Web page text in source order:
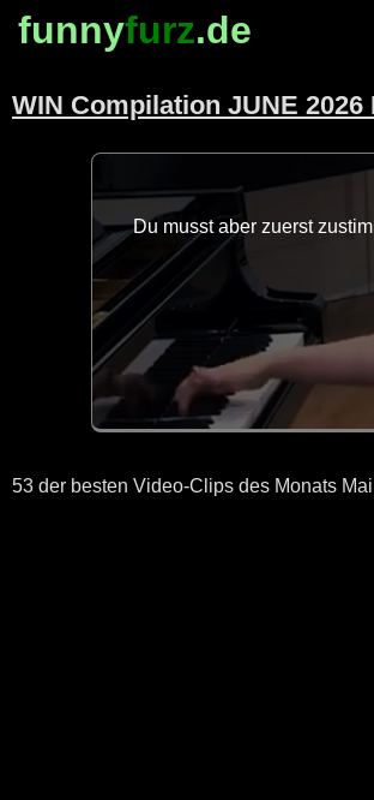
funnyfurz.de
WIN Compilation JUNE 2026
Du musst aber zuerst
53 der besten Video-Clips des Monats